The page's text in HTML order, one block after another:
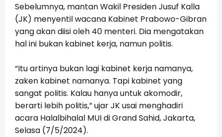
Sebelumnya, mantan Wakil Presiden Jusuf Kalla
(JK) menyentil wacana Kabinet Prabowo-Gibran
yang akan diisi oleh 40 menteri. Dia mengatakan
hal ini bukan kabinet kerja, namun politis.
“Itu artinya bukan lagi kabinet kerja namanya,
zaken kabinet namanya. Tapi kabinet yang
sangat politis. Kalau hanya untuk akomodir,
berarti lebih politis,” ujar JK usai menghadiri
acara Halalbihalal MUI di Grand Sahid, Jakarta,
Selasa (7/5/2024).